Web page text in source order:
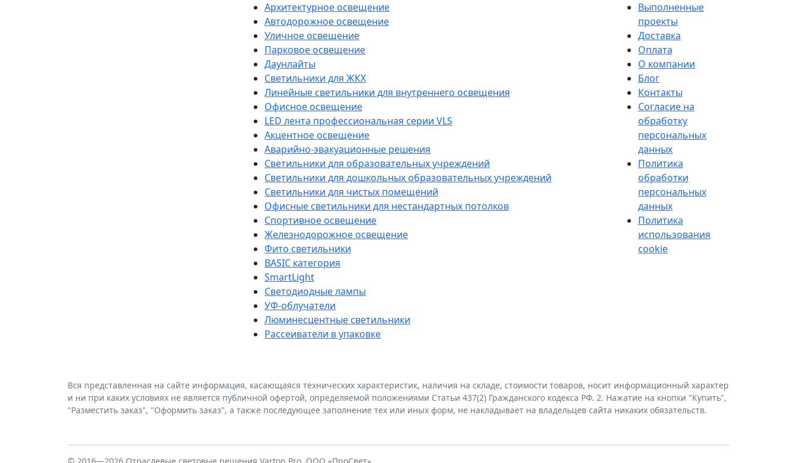
Архитектурное освещение
Автодорожное освещение
Уличное освещение
Парковое освещение
Даунлайты
Светильники для ЖКХ
Линейные светильники для внутреннего освещения
Офисное освещение
LED лента профессиональная серии VLS
Акцентное освещение
Аварийно-эвакуационные решения
Светильники для образовательных учреждений
Светильники для дошкольных образовательных учреждений
Светильники для чистых помещений
Офисные светильники для нестандартных потолков
Спортивное освещение
Железнодорожное освещение
Фито светильники
BASIC категория
SmartLight
Светодиодные лампы
УФ-облучатели
Люминесцентные светильники
Рассеиватели в упаковке
Выполненные
проекты
Доставка
Оплата
О компании
Блог
Контакты
Согласие на
обработку
персональных
данных
Политика
обработки
персональных
данных
Политика
использования
cookie
Вся представленная на сайте информация, касающаяся технических характеристик, наличия на складе, стоимости товаров, носит информационный характер
и ни при каких условиях не является публичной офертой, определяемой положениями Статьи 437(2) Гражданского кодекса РФ. 2. Нажатие на кнопки "Купить",
"Разместить заказ", "Оформить заказ", а также последующее заполнение тех или иных форм, не накладывает на владельцев сайта никаких обязательств.